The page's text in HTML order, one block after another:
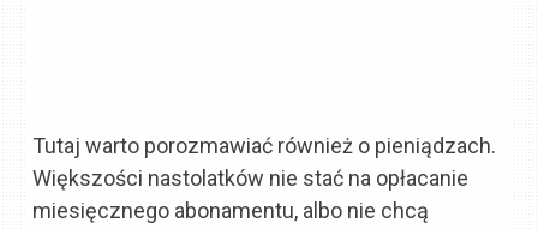
Tutaj warto porozmawiać również o pieniądzach.
Większości nastolatków nie stać na opłacanie
miesięcznego abonamentu, albo nie chcą